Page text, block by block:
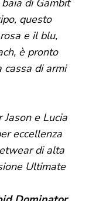
questo
e il blu,
è pronto
cassa di armi
e Lucia
eccellenza
di alta
Ultimate